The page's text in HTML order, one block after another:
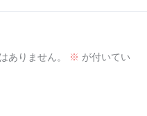
ありません。 ※ が付いてい